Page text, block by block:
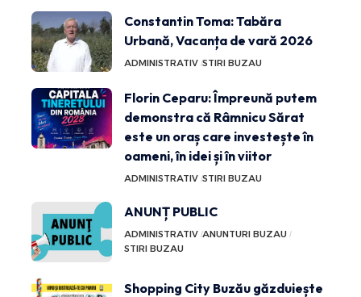
Constantin Toma: Tabăra
Urbană, Vacanța de vară 2026
ADMINISTRATIV STIRI BUZAU
Florin Ceparu: Împreună putem
demonstra că Râmnicu Sărat
este un oraș care investește în
oameni, în idei și în viitor
ADMINISTRATIV STIRI BUZAU
ANUNȚ PUBLIC
ADMINISTRATIV ANUNTURI BUZAU
STIRI BUZAU
Shopping City Buzău găzduiește